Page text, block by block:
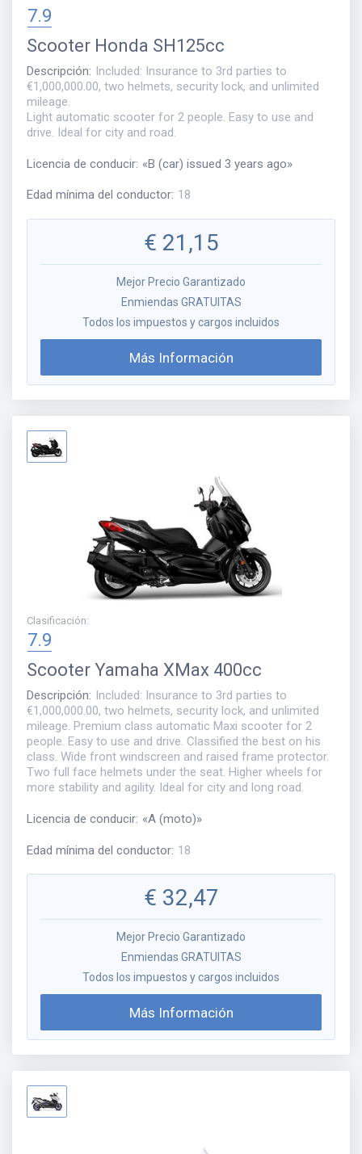
7.9
Scooter Honda SH125cc
Descripción: Included: Insurance to 3rd parties to
€1,000,000.00, two helmets, security lock, and unlimited
mileage.
Light automatic scooter for 2 people. Easy to use and
drive. Ideal for city and road.
Licencia de conducir: «B (car) issued 3 years ago»
Edad mínima del conductor: 18
€ 21,15
Mejor Precio Garantizado
Enmiendas GRATUITAS
Todos los impuestos y cargos incluidos
Más Información
Clasificación:
7.9
Scooter Yamaha XMax 400cc
Descripción: Included: Insurance to 3rd parties to
€1,000,000.00, two helmets, security lock, and unlimited
mileage. Premium class automatic Maxi scooter for 2
people. Easy to use and drive. Classified the best on his
class. Wide front windscreen and raised frame protector.
Two full face helmets under the seat. Higher wheels for
more stability and agility. Ideal for city and long road.
Licencia de conducir: «A (moto)»
Edad mínima del conductor: 18
€ 32,47
Mejor Precio Garantizado
Enmiendas GRATUITAS
Todos los impuestos y cargos incluidos
Más Información